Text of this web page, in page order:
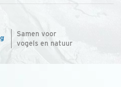
Samen voor
vogels en natuur